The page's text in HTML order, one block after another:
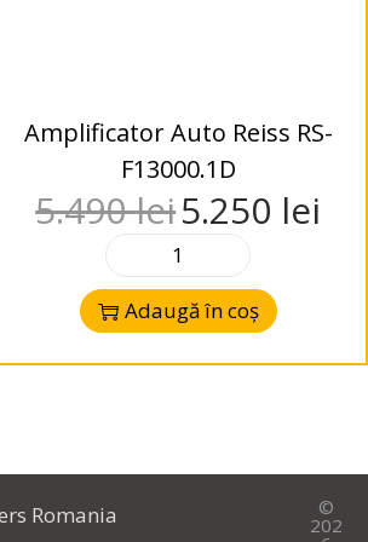
Amplificator Auto Reiss RS-
F13000.1D
5.490lei5.250 lei
Adaugă în coș
Romania ©
202